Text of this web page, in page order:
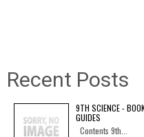
Recent Posts
9TH SCIENCE -
GUIDES
Contents 9th...